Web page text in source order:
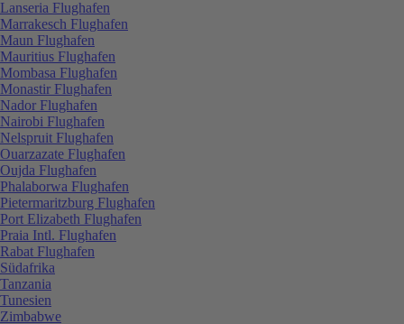
Lanseria Flughafen
Marrakesch Flughafen
Maun Flughafen
Mauritius Flughafen
Mombasa Flughafen
Monastir Flughafen
Nador Flughafen
Nairobi Flughafen
Nelspruit Flughafen
Ouarzazate Flughafen
Oujda Flughafen
Phalaborwa Flughafen
Pietermaritzburg Flughafen
Port Elizabeth Flughafen
Praia Intl. Flughafen
Rabat Flughafen
Südafrika
Tanzania
Tunesien
Zimbabwe